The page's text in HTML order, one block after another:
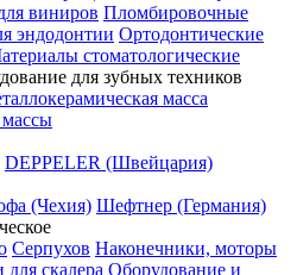
виниров Пломбировочные
эндодонтии Ортодонтические
стоматологические
для зубных техников
масса
DEPPELER (Швейцария)
(Чехия) Шефтнер (Германия)
Серпухов Наконечники, моторы
для скалера Оборудование и